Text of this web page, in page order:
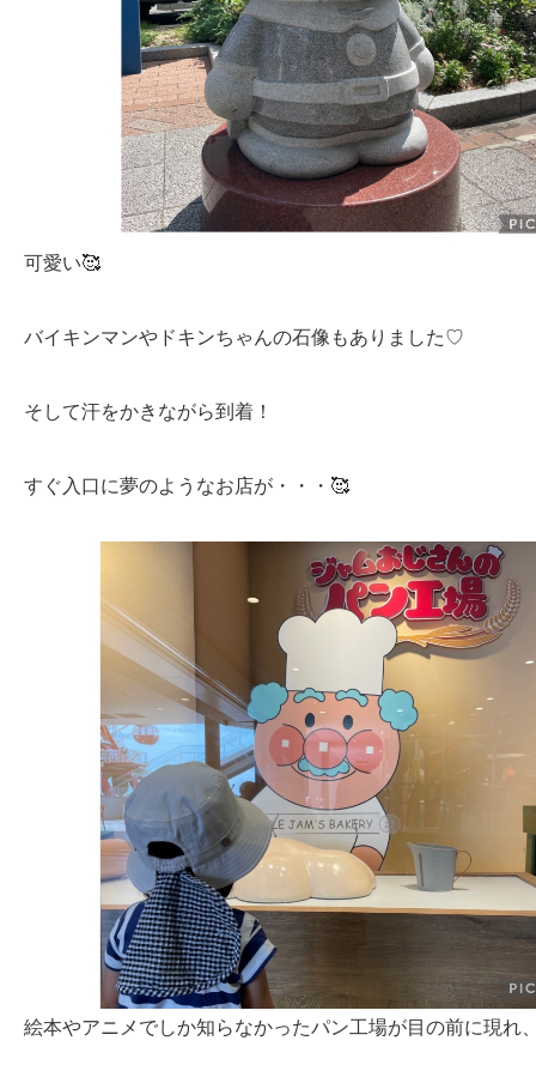
可愛い🥰
バイキンマンやドキンちゃんの石像もありました♡
そして汗をかきながら到着！
すぐ入口に夢のようなお店が・・・🥰
絵本やアニメでしか知らなかったパン工場が目の前に現れ